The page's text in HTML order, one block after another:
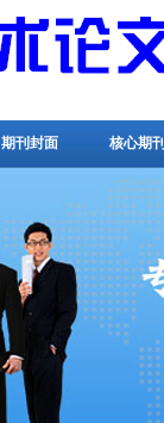
期刊封面 核心期刊